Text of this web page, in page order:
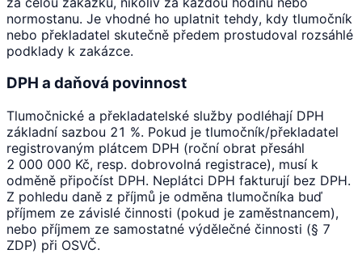
normostanu. Je vhodné ho uplatnit tehdy, kdy tlumočník
nebo překladatel skutečně předem prostudoval rozsáhlé
podklady k zakázce.
DPH a daňová povinnost
Tlumočnické a překladatelské služby podléhají DPH
základní sazbou 21 %. Pokud je tlumočník/překladatel
registrovaným plátcem DPH (roční obrat přesáhl
2 000 000 Kč, resp. dobrovolná registrace), musí k
odměně připočíst DPH. Neplátci DPH fakturují bez DPH.
Z pohledu daně z příjmů je odměna tlumočníka buď
příjmem ze závislé činnosti (pokud je zaměstnancem),
nebo příjmem ze samostatné výdělečné činnosti (§ 7
ZDP) při OSVČ.